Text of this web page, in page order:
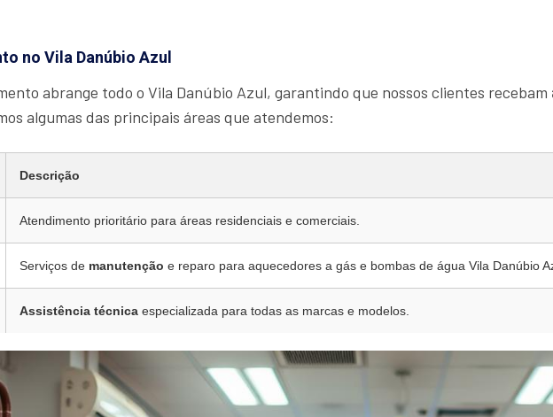
no Vila Danúbio Azul
abrange todo o Vila Danúbio Azul, garantindo que nossos clientes recebam
algumas das principais áreas que atendemos:
Descrição
Atendimento prioritário para áreas residenciais e comerciais.
Serviços de manutenção e reparo para aquecedores a gás e bombas de água Vila Danúbio
Assistência técnica especializada para todas as marcas e modelos.